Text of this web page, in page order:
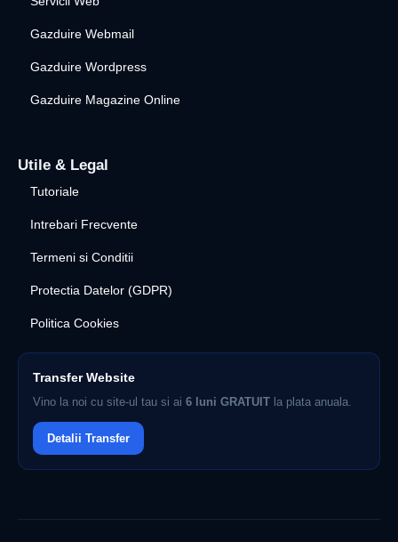
Gazduire Webmail
Gazduire Wordpress
Gazduire Magazine Online
Utile & Legal
Tutoriale
Intrebari Frecvente
Termeni si Conditii
Protectia Datelor (GDPR)
Politica Cookies
Transfer Website
Vino la noi cu site-ul tau si ai 6 luni GRATUIT la plata anuala.
Detalii Transfer